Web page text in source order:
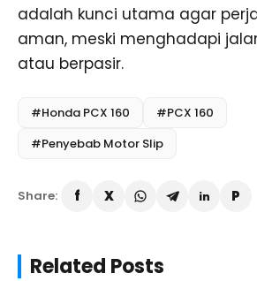
adalah kunci utama agar
aman, meski menghadapi
atau berpasir.
#Honda PCX 160
#PCX 160
#Penyebab Motor Slip
Share:
Related Posts